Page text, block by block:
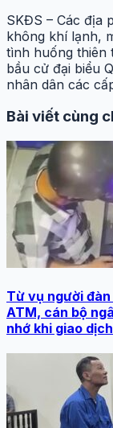
SKĐS – Các địa
không khí lạnh,
tình huống thiên
bầu cử đại biểu
nhân dân các
Bài viết cùng
Từ vụ người
ATM, cán bộ
nhớ khi giao dịch